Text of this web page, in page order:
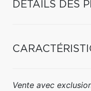
DÉTAILS DES
Vente avec